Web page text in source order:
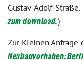
Gustav-Adolf-Straße.
zum download.)
Zur Kleinen Anfrage
Neubauvorhaben: